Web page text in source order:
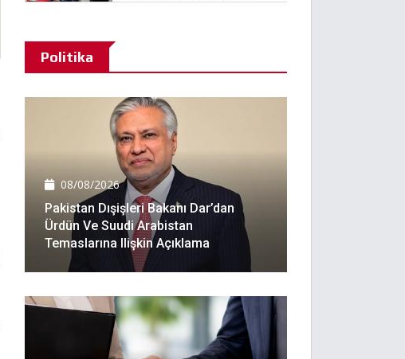
Politika
08/08/2026
Pakistan Dışişleri Bakanı Dar’dan
Ürdün Ve Suudi Arabistan
Temaslarına Ilişkin Açıklama